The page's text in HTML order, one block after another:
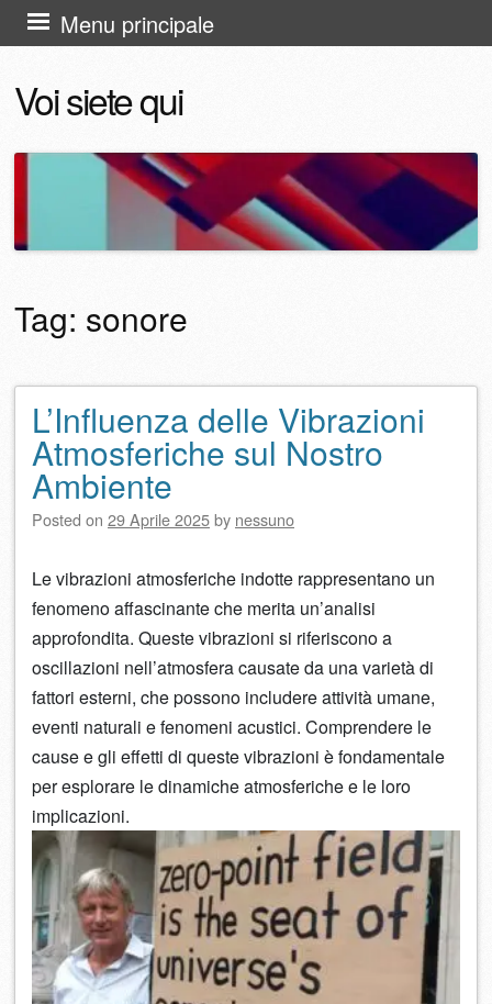
Voi siete qui
Menu principale
al
contenuto
Tag: sonore
Navigazione articolo
L’Influenza delle Vibrazioni
Atmosferiche sul Nostro
Ambiente
Posted on 29 Aprile 2025by nessuno
Le vibrazioni atmosferiche indotte rappresentano un
fenomeno affascinante che merita un’analisi
approfondita. Queste vibrazioni si riferiscono a
oscillazioni nell’atmosfera causate da una varietà di
fattori esterni, che possono includere attività umane,
eventi naturali e fenomeni acustici. Comprendere le
cause e gli effetti di queste vibrazioni è fondamentale
per esplorare le dinamiche atmosferiche e le loro
implicazioni.